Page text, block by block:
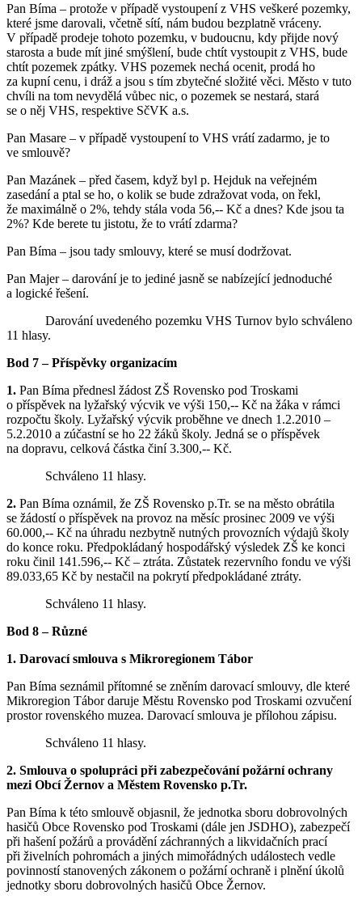
Pan Bíma – protože v případě vystoupení z VHS veškeré pozemky,
které jsme darovali, včetně sítí, nám budou bezplatně vráceny.
V případě prodeje tohoto pozemku, v budoucnu, kdy přijde nový
starosta a bude mít jiné smýšlení, bude chtít vystoupit z VHS, bude
chtít pozemek zpátky. VHS pozemek nechá ocenit, prodá ho
za kupní cenu, i dráž a jsou s tím zbytečné složité věci. Město v tuto
chvíli na tom nevydělá vůbec nic, o pozemek se nestará, stará
se o něj VHS, respektive SčVK a.s.
Pan Masare – v případě vystoupení to VHS vrátí zadarmo, je to
ve smlouvě?
Pan Mazánek – před časem, když byl p. Hejduk na veřejném
zasedání a ptal se ho, o kolik se bude zdražovat voda, on řekl,
že maximálně o 2%, tehdy stála voda 56,-- Kč a dnes? Kde jsou ta
2%? Kde berete tu jistotu, že to vrátí zdarma?
Pan Bíma – jsou tady smlouvy, které se musí dodržovat.
Pan Majer – darování je to jediné jasně se nabízející jednoduché
a logické řešení.
Darování uvedeného pozemku VHS Turnov bylo schváleno
11 hlasy.
Bod 7 – Příspěvky organizacím
1. Pan Bíma přednesl žádost ZŠ Rovensko pod Troskami
o příspěvek na lyžařský výcvik ve výši 150,-- Kč na žáka v rámci
rozpočtu školy. Lyžařský výcvik proběhne ve dnech 1.2.2010 –
5.2.2010 a zúčastní se ho 22 žáků školy. Jedná se o příspěvek
na dopravu, celková částka činí 3.300,-- Kč.
Schváleno 11 hlasy.
2. Pan Bíma oznámil, že ZŠ Rovensko p.Tr. se na město obrátila
se žádostí o příspěvek na provoz na měsíc prosinec 2009 ve výši
60.000,-- Kč na úhradu nezbytně nutných provozních výdajů školy
do konce roku. Předpokládaný hospodářský výsledek ZŠ ke konci
roku činil 141.596,-- Kč – ztráta. Zůstatek rezervního fondu ve výši
89.033,65 Kč by nestačil na pokrytí předpokládané ztráty.
Schváleno 11 hlasy.
Bod 8 – Různé
1. Darovací smlouva s Mikroregionem Tábor
Pan Bíma seznámil přítomné se zněním darovací smlouvy, dle které
Mikroregion Tábor daruje Městu Rovensko pod Troskami ozvučení
prostor rovenského muzea. Darovací smlouva je přílohou zápisu.
Schváleno 11 hlasy.
2. Smlouva o spolupráci při zabezpečování požární ochrany
mezi Obcí Žernov a Městem Rovensko p.Tr.
Pan Bíma k této smlouvě objasnil, že jednotka sboru dobrovolných
hasičů Obce Rovensko pod Troskami (dále jen JSDHO), zabezpečí
při hašení požárů a provádění záchranných a likvidačních prací
při živelních pohromách a jiných mimořádných událostech vedle
povinností stanovených zákonem o požární ochraně i plnění úkolů
jednotky sboru dobrovolných hasičů Obce Žernov.